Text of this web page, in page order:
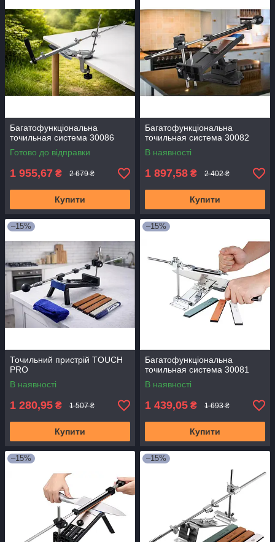
Багатофункціональна
точильная система 30086
Готово до відправки
1 955,67 ₴ 2 679 ₴
Купити
Багатофункціональна
точильная система 30082
В наявності
1 897,58 ₴ 2 402 ₴
Купити
–15%
Точильний пристрій TOUCH
PRO
В наявності
1 280,95 ₴ 1 507 ₴
Купити
–15%
Багатофункціональна
точильная система 30081
В наявності
1 439,05 ₴ 1 693 ₴
Купити
–15% –15%